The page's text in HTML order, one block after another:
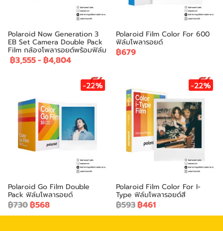
Polaroid Now Generation 3
EB Set Camera Double Pack
Film กล้องโพลารอยด์พร้อมฟิล์ม
฿3,555- ฿4,804
Polaroid Film Color For 600
ฟิล์มโพลารอยด์
฿679
-22%
Polaroid Go Film Double
Pack ฟิล์มโพลารอยด์
฿730฿568
-22%
Polaroid Film Color For I-
Type ฟิล์มโพลารอยด์สี
฿593฿461